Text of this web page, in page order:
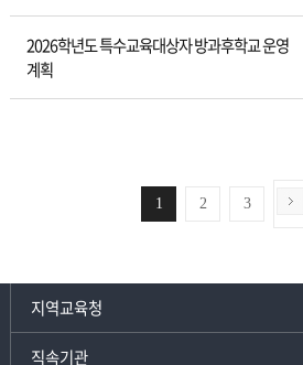
2026학년도 특수교육대상자 방과후학교 운영
계획
1 2 3
지역교육청
직속기관